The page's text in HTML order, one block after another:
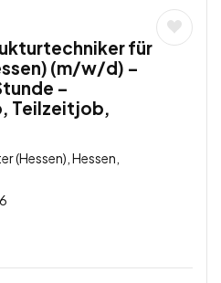
für
(m/w/d) –
–
Teilzeitjob,
(Hessen), Hessen,